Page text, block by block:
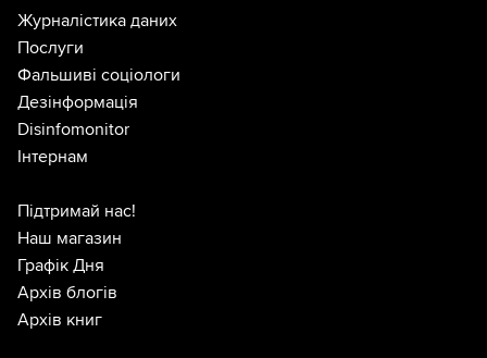
Журналістика даних
Послуги
Фальшиві соціологи
Дезінформація
Disinfomonitor
Інтернам
Підтримай нас!
Наш магазин
Графік Дня
Архів блогів
Архів книг